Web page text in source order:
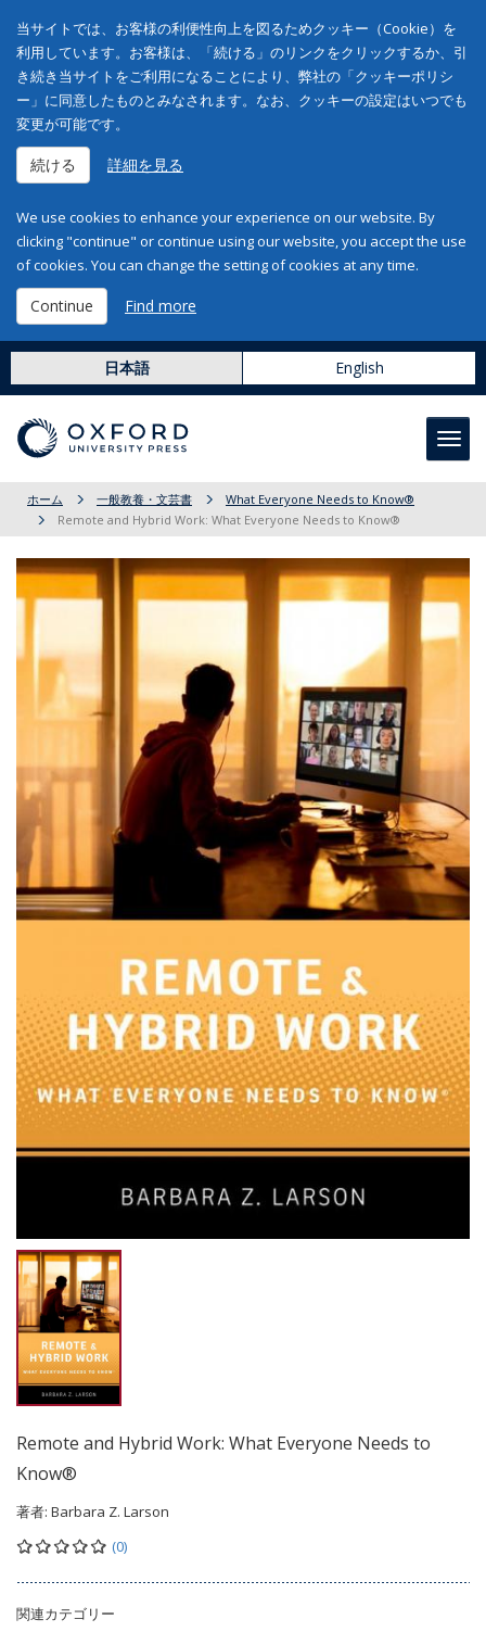
当サイトでは、お客様の利便性向上を図るためクッキー（Cookie）を
利用しています。お客様は、「続ける」のリンクをクリックするか、引
き続き当サイトをご利用になることにより、弊社の「クッキーポリシ
ー」に同意したものとみなされます。なお、クッキーの設定はいつでも
変更が可能です。
続ける 詳細を見る
We use cookies to enhance your experience on our website. By
clicking "continue" or continue using our website, you accept the use
of cookies. You can change the setting of cookies at any time.
Continue Find more
日本語 English
ホーム 一般教養・文芸書
What Everyone Needs to Know®
Remote and Hybrid Work: What Everyone Needs to Know®
Remote and Hybrid Work: What Everyone Needs to
Know®
著者: Barbara Z. Larson
(0)
関連カテゴリー